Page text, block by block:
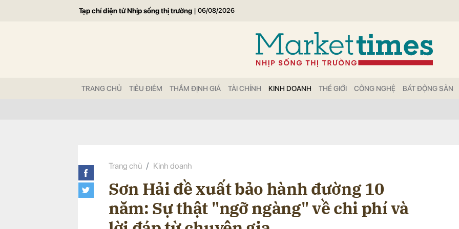
Tạp chí điện tử Nhịp sống thị trường | 06/08/2026
TRANG CHỦ TIÊU ĐIỂM THẨM ĐỊNH GIÁ TÀI CHÍNH KINH DOANH THẾ GIỚI CÔNG NGHỆ BẤT ĐỘNG SẢN
Trang chủ Kinh doanh
Sơn Hải đề xuất bảo hành đường 10
năm: Sự thật "ngỡ ngàng" về chi phí và
Gửi bình luận